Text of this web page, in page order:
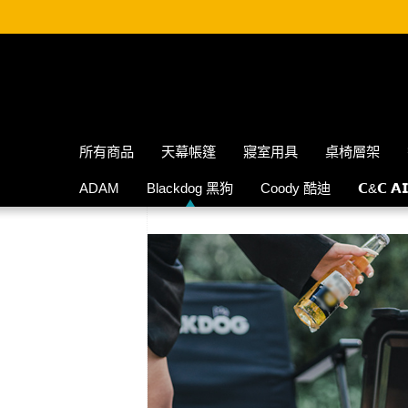
所有商品 天幕帳篷 寢室用具 桌椅層架
ADAM Blackdog 黑狗 Coody 酷迪 𝗖&𝗖